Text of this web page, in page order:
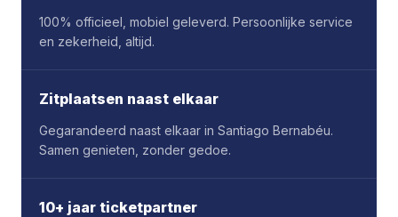
100% officieel, mobiel geleverd. Persoonlijke service
en zekerheid, altijd.
Zitplaatsen naast elkaar
Gegarandeerd naast elkaar in Santiago Bernabéu.
Samen genieten, zonder gedoe.
10+ jaar ticketpartner